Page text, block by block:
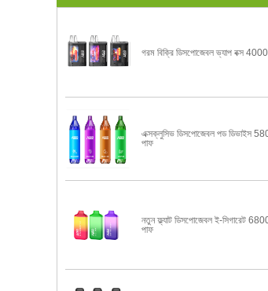
গরম বিক্রি ডিসপোজেবল ভ্যাপ বক্স
এক্সক্লুসিভ ডিসপোজেবল পড ডিভাইস
পাফ
নতুন ফ্ল্যাট ডিসপোজেবল ই-সিগারেট
পাফ